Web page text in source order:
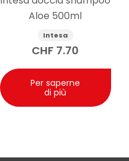
Aloe 500ml
Intesa
CHF 7.70
Per saperne
di più